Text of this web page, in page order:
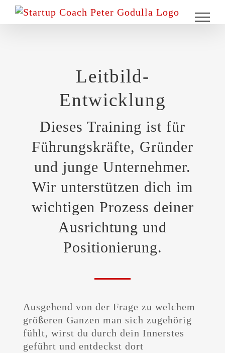
Zum
Inhalt
Leitbild-
Entwicklung
Dieses Training ist für
Führungskräfte, Gründer
und junge Unternehmer.
Wir unterstützen dich im
wichtigen Prozess deiner
Ausrichtung und
Positionierung.
Ausgehend von der Frage zu welchem
größeren Ganzen man sich zugehörig
fühlt, wirst du durch dein Innerstes
geführt und entdeckst dort